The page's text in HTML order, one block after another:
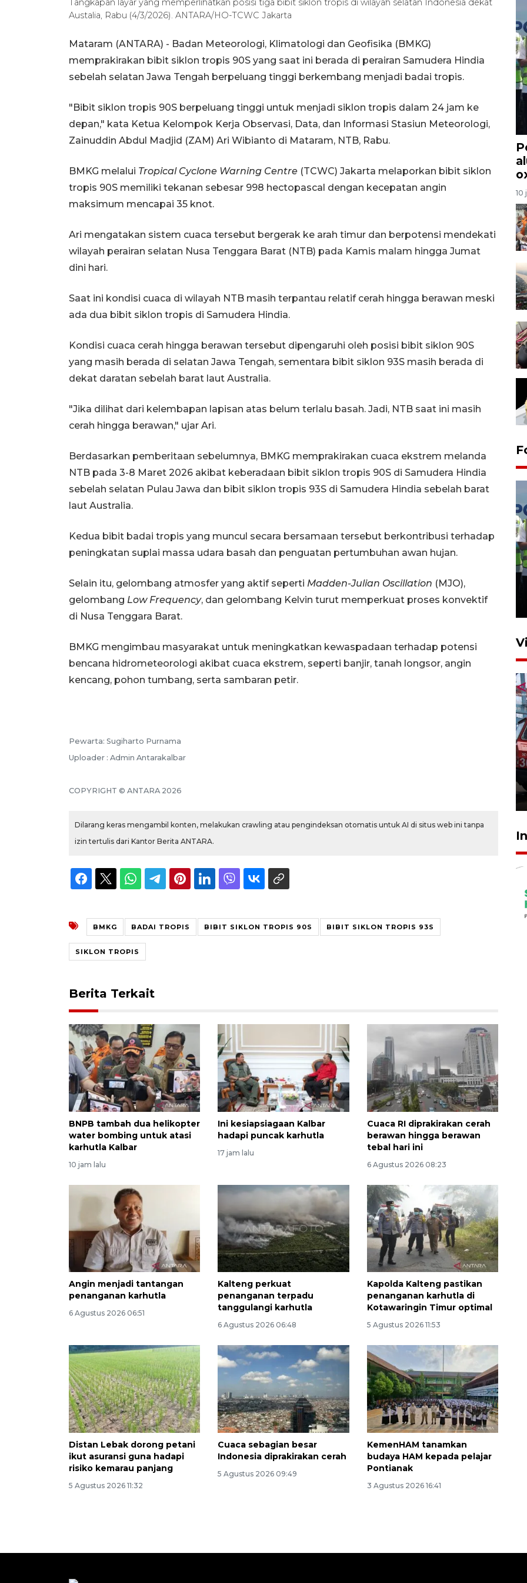
Tangkapan layar yang memperlihatkan posisi tiga bibit siklon tropis di wilayah selatan Indonesia dekat
Austalia, Rabu (4/3/2026). ANTARA/HO-TCWC Jakarta
Mataram (ANTARA) - Badan Meteorologi, Klimatologi dan Geofisika (BMKG)
memprakirakan bibit siklon tropis 90S yang saat ini berada di perairan Samudera Hindia
sebelah selatan Jawa Tengah berpeluang tinggi berkembang menjadi badai tropis.
"Bibit siklon tropis 90S berpeluang tinggi untuk menjadi siklon tropis dalam 24 jam ke
depan," kata Ketua Kelompok Kerja Observasi, Data, dan Informasi Stasiun Meteorologi,
Zainuddin Abdul Madjid (ZAM) Ari Wibianto di Mataram, NTB, Rabu.
BMKG melalui Tropical Cyclone Warning Centre (TCWC) Jakarta melaporkan bibit siklon
tropis 90S memiliki tekanan sebesar 998 hectopascal dengan kecepatan angin
maksimum mencapai 35 knot.
Ari mengatakan sistem cuaca tersebut bergerak ke arah timur dan berpotensi mendekati
wilayah perairan selatan Nusa Tenggara Barat (NTB) pada Kamis malam hingga Jumat
dini hari.
Saat ini kondisi cuaca di wilayah NTB masih terpantau relatif cerah hingga berawan meski
ada dua bibit siklon tropis di Samudera Hindia.
Kondisi cuaca cerah hingga berawan tersebut dipengaruhi oleh posisi bibit siklon 90S
yang masih berada di selatan Jawa Tengah, sementara bibit siklon 93S masih berada di
dekat daratan sebelah barat laut Australia.
"Jika dilihat dari kelembapan lapisan atas belum terlalu basah. Jadi, NTB saat ini masih
cerah hingga berawan," ujar Ari.
Berdasarkan pemberitaan sebelumnya, BMKG memprakirakan cuaca ekstrem melanda
NTB pada 3-8 Maret 2026 akibat keberadaan bibit siklon tropis 90S di Samudera Hindia
sebelah selatan Pulau Jawa dan bibit siklon tropis 93S di Samudera Hindia sebelah barat
laut Australia.
Kedua bibit badai tropis yang muncul secara bersamaan tersebut berkontribusi terhadap
peningkatan suplai massa udara basah dan penguatan pertumbuhan awan hujan.
Selain itu, gelombang atmosfer yang aktif seperti Madden-Julian Oscillation (MJO),
gelombang Low Frequency, dan gelombang Kelvin turut memperkuat proses konvektif
di Nusa Tenggara Barat.
BMKG mengimbau masyarakat untuk meningkatkan kewaspadaan terhadap potensi
bencana hidrometeorologi akibat cuaca ekstrem, seperti banjir, tanah longsor, angin
kencang, pohon tumbang, serta sambaran petir.
Pewarta: Sugiharto Purnama
Uploader : Admin Antarakalbar
COPYRIGHT © ANTARA 2026
Dilarang keras mengambil konten, melakukan crawling atau pengindeksan otomatis untuk AI di situs web ini tanpa
izin tertulis dari Kantor Berita ANTARA.
BMKG BADAI TROPIS BIBIT SIKLON TROPIS 90S BIBIT SIKLON TROPIS 93S
SIKLON TROPIS
Berita Terkait
BNPB tambah dua helikopter
water bombing untuk atasi
karhutla Kalbar
10 jam lalu
Ini kesiapsiagaan Kalbar
hadapi puncak karhutla
17 jam lalu
Cuaca RI diprakirakan cerah
berawan hingga berawan
tebal hari ini
6 Agustus 2026 08:23
Angin menjadi tantangan
penanganan karhutla
6 Agustus 2026 06:51
Kalteng perkuat
penanganan terpadu
tanggulangi karhutla
6 Agustus 2026 06:48
Kapolda Kalteng pastikan
penanganan karhutla di
Kotawaringin Timur optimal
5 Agustus 2026 11:53
Distan Lebak dorong petani
ikut asuransi guna hadapi
risiko kemarau panjang
5 Agustus 2026 11:32
Cuaca sebagian besar
Indonesia diprakirakan cerah
5 Agustus 2026 09:49
KemenHAM tanamkan
budaya HAM kepada pelajar
Pontianak
3 Agustus 2026 16:41
10
hingga November
30 Juli 2026 09:29
132 ribu keluarga graduasi dari
kemiskinan
2026-08-07 06:45:00